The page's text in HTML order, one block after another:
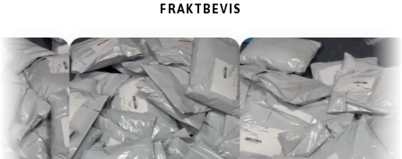
FRAKTBEVIS